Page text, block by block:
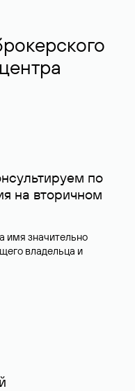
по
на вторичном
имя значительно
владельца и